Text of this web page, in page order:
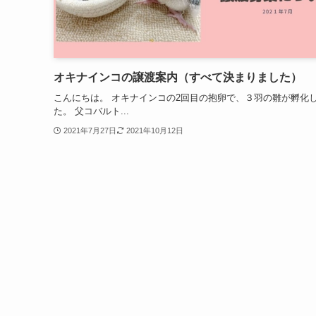
オキナインコの譲渡案内（すべて決まりました）
こんにちは。 オキナインコの2回目の抱卵で、３羽の雛が孵化
た。 父コバルト...
2021年7月27日 2021年10月12日